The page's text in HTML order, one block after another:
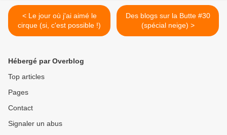
< Le jour où j'ai aimé le
cirque (si, c'est possible !)
Des blogs sur la Butte #30
(spécial neige) >
Hébergé par Overblog
Top articles
Pages
Contact
Signaler un abus